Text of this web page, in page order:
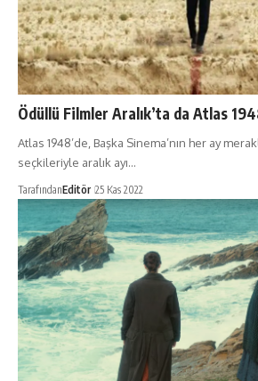
Ödüllü Filmler Aralık’ta da Atlas
Atlas 1948’de, Başka Sinema’nın her ay
seçkileriyle aralık ayı…
TarafındanEditör 25 Kas 2022